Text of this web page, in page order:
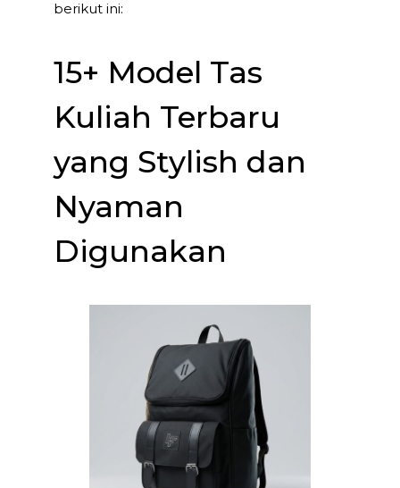
berikut ini:
15+ Model Tas
Kuliah Terbaru
yang Stylish dan
Nyaman
Digunakan